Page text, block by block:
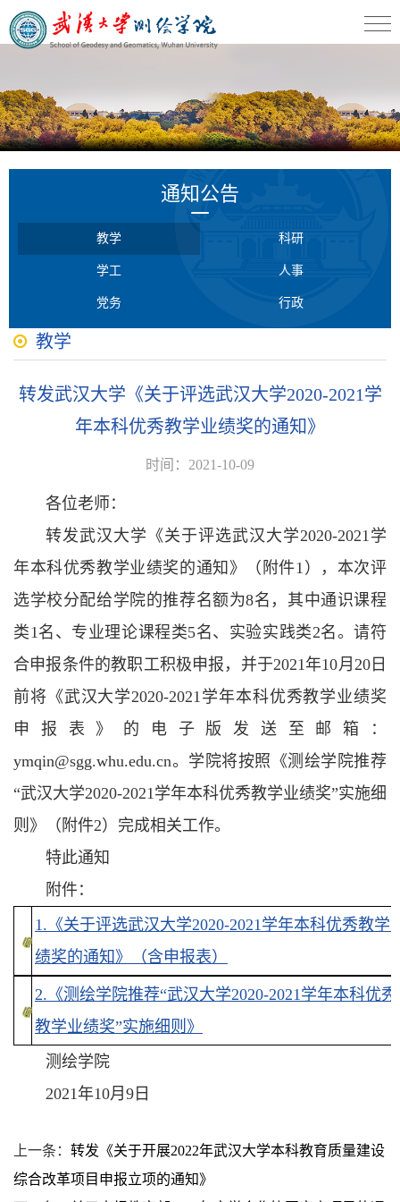
通知公告
教学 科研
学工 人事
党务 行政
教学
转发武汉大学《关于评选武汉大学2020-2021学
年本科优秀教学业绩奖的通知》
时间：2021-10-09
各位老师：
转发武汉大学《关于评选武汉大学2020-2021学
年本科优秀教学业绩奖的通知》（附件1），本次评
选学校分配给学院的推荐名额为8名，其中通识课程
类1名、专业理论课程类5名、实验实践类2名。请符
合申报条件的教职工积极申报，并于2021年10月20日
前将《武汉大学2020-2021学年本科优秀教学业绩奖
申报表》的电子版发送至邮箱：
ymqin@sgg.whu.edu.cn。学院将按照《测绘学院推荐
“武汉大学2020-2021学年本科优秀教学业绩奖”实施细
则》（附件2）完成相关工作。
特此通知
附件：
1.《关于评选武汉大学2020-2021学年本科优秀教学
绩奖的通知》（含申报表）
2.《测绘学院推荐“武汉大学2020-2021学年本科优秀
教学业绩奖”实施细则》
测绘学院
2021年10月9日
上一条： 转发《关于开展2022年武汉大学本科教育质量建设
综合改革项目申报立项的通知》